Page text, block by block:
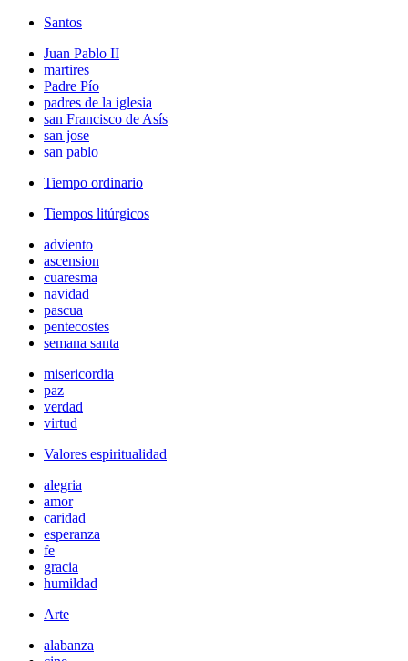
Santos
Juan Pablo II
martires
Padre Pío
padres de la iglesia
san Francisco de Asís
san jose
san pablo
Tiempo ordinario
Tiempos litúrgicos
adviento
ascension
cuaresma
navidad
pascua
pentecostes
semana santa
misericordia
paz
verdad
virtud
Valores espiritualidad
alegria
amor
caridad
esperanza
fe
gracia
humildad
Arte
alabanza